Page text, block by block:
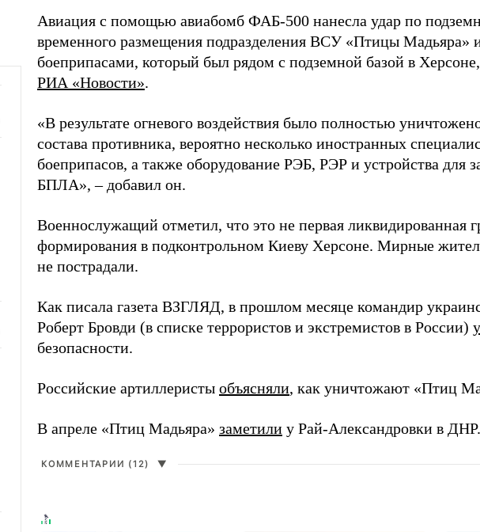
Авиация с помощью авиабомб ФАБ-500 нанесла удар по
временного размещения подразделения ВСУ «Птицы Мадьяра»
боеприпасами, который был рядом с подземной базой в
РИА «Новости».
«В результате огневого воздействия было полностью
состава противника, вероятно несколько иностранных
боеприпасов, а также оборудование РЭБ, РЭР и устройства для
БПЛА», – добавил он.
Военнослужащий отметил, что это не первая ликвидированная
формирования в подконтрольном Киеву Херсоне. Мирные
не пострадали.
Как писала газета ВЗГЛЯД, в прошлом месяце командир
Роберт Бровди (в списке террористов и экстремистов в России)
безопасности.
Российские артиллеристы объясняли, как уничтожают «Птиц
В апреле «Птиц Мадьяра» заметили у Рай-Александровки в ДНР.
КОММЕНТАРИИ (12) ▼